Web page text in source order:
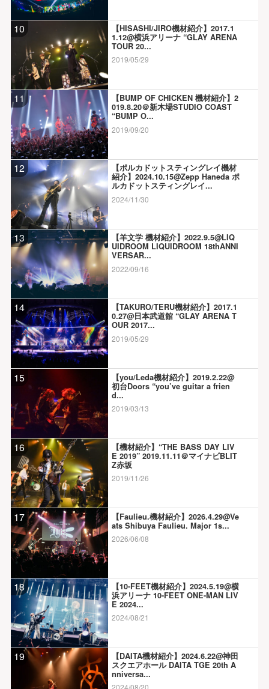
10
【HISASHI/JIRO機材紹介】2017.1
1.12@横浜アリーナ “GLAY ARENA
TOUR 20...
2019/05/29
11
【BUMP OF CHICKEN 機材紹介】2
019.8.20＠新木場STUDIO COAST
“BUMP O...
2019/09/20
12
【ポルカドットスティングレイ機材
紹介】2024.10.15@Zepp Haneda ポ
ルカドットスティングレイ...
2024/11/30
13
【羊文学 機材紹介】2022.9.5@LIQ
UIDROOM LIQUIDROOM 18thANNI
VERSAR...
2022/09/16
14
【TAKURO/TERU機材紹介】2017.1
0.27@日本武道館 “GLAY ARENA T
OUR 2017...
2019/05/29
15
【you/Leda機材紹介】2019.2.22@
初台Doors “you’ve guitar a frien
d...
2019/03/13
16
【機材紹介】“THE BASS DAY LIV
E 2019” 2019.11.11＠マイナビBLIT
Z赤坂
2019/11/26
17
【Faulieu.機材紹介】2026.4.29@Ve
ats Shibuya Faulieu. Major 1s...
2026/06/08
18
【10-FEET機材紹介】2024.5.19@横
浜アリーナ 10-FEET ONE-MAN LIV
E 2024...
2024/08/21
19
【DAITA機材紹介】2024.6.22@神田
スクエアホール DAITA TGE 20th A
nniversa...